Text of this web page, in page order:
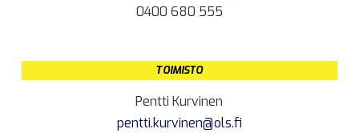
0400 680 555
TOIMISTO
Pentti Kurvinen
pentti.kurvinen@ols.fi